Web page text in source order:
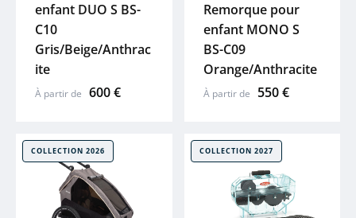
enfant DUO S BS-
C10
Gris/Beige/Anthrac
ite
À partir de 600 €
Remorque pour
enfant MONO S
BS-C09
Orange/Anthracite
À partir de 550 €
COLLECTION 2026 COLLECTION 2027